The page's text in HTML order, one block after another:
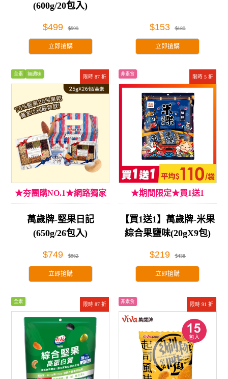
(600g/20包入)
$499 $599
立即搶購
$153 $180
立即搶購
限時 87 折
全素 無調味
★夯團購NO.1★網路獨家
萬歲牌-堅果日記
(650g/26包入)
$749 $862
立即搶購
限時 5 折
非素食
★期間限定★買1送1
【買1送1】萬歲牌-米果
綜合果鹽味(20gX9包)
$219 $438
立即搶購
限時 87 折
全素
限時 91 折
非素食